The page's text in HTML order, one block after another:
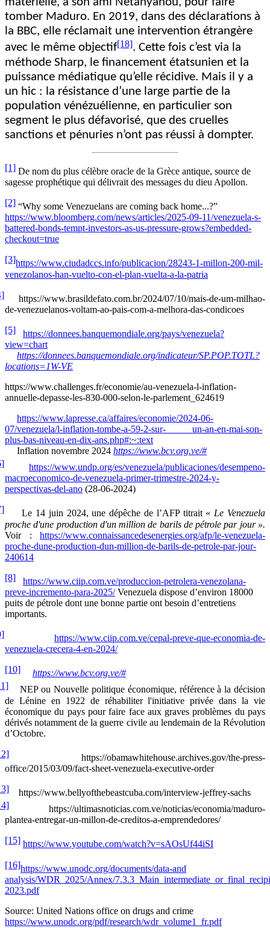
tomber Maduro. En 2019, dans des déclarations à
la BBC, elle réclamait une intervention étrangère
avec le même objectif[18]. Cette fois c’est via la
méthode Sharp, le financement étatsunien et la
puissance médiatique qu’elle récidive. Mais il y a
un hic : la résistance d’une large partie de la
population vénézuélienne, en particulier son
segment le plus défavorisé, que des cruelles
sanctions et pénuries n’ont pas réussi à dompter.
[1] De nom du plus célèbre oracle de la Grèce antique, source de
sagesse prophétique qui délivrait des messages du dieu Apollon.
[2] “Why some Venezuelans are coming back home...?”
https://www.bloomberg.com/news/articles/2025-09-11/venezuela-s-
battered-bonds-tempt-investors-as-us-pressure-grows?embedded-
checkout=true
[3]https://www.ciudadccs.info/publicacion/28243-1-millon-200-mil-
venezolanos-han-vuelto-con-el-plan-vuelta-a-la-patria
https://www.brasildefato.com.br/2024/07/10/mais-de-um-milhao-
de-venezuelanos-voltam-ao-pais-com-a-melhora-das-condicoes
[5]
https://donnees.banquemondiale.org/pays/venezuela?
view=chart
https://donnees.banquemondiale.org/indicateur/SP.POP.TOTL?
locations=1W-VE
https://www.challenges.fr/economie/au-venezuela-l-inflation-
annuelle-depasse-les-830-000-selon-le-parlement_624619
https://www.lapresse.ca/affaires/economie/2024-06-
07/venezuela/l-inflation-tombe-a-59-2-sur- un-an-en-mai-son-
plus-bas-niveau-en-dix-ans.php#:~:text
Inflation novembre 2024 https://www.bcv.org.ve/#
https://www.undp.org/es/venezuela/publicaciones/desempeno-
macroeconomico-de-venezuela-primer-trimestre-2024-y-
perspectivas-del-ano (28-06-2024)
Le 14 juin 2024, une dépêche de l’AFP titrait «Le Venezuela
proche d'une production d'un million de barils de pétrole par jour ».
Voir : https://www.connaissancedesenergies.org/afp/le-venezuela-
proche-dune-production-dun-million-de-barils-de-petrole-par-jour-
240614
[8]
https://www.ciip.com.ve/produccion-petrolera-venezolana-
preve-incremento-para-2025/Venezuela dispose d’environ 18000
puits de pétrole dont une bonne partie ont besoin d’entretiens
importants.
https://www.ciip.com.ve/cepal-preve-que-economia-de-
venezuela-crecera-4-en-2024/
[10]
https://www.bcv.org.ve/#
NEP ou Nouvelle politique économique, référence à la décision
de Lénine en 1922 de réhabiliter l'initiative privée dans la vie
économique du pays pour faire face aux graves problèmes du pays
dérivés notamment de la guerre civile au lendemain de la Révolution
d’Octobre.
https://obamawhitehouse.archives.gov/the-press-
office/2015/03/09/fact-sheet-venezuela-executive-order
https://www.bellyofthebeastcuba.com/interview-jeffrey-sachs
https://ultimasnoticias.com.ve/noticias/economia/maduro-
plantea-entregar-un-millon-de-creditos-a-emprendedores/
[15] https://www.youtube.com/watch?v=sAOsUf44iSI
[16]https://www.unodc.org/documents/data-and
analysis/WDR_2025/Annex/
2023.pdf
Source: United Nations office on drugs and crime
https://www.unodc.org/pdf/research/wdr_volume1_fr.pdf